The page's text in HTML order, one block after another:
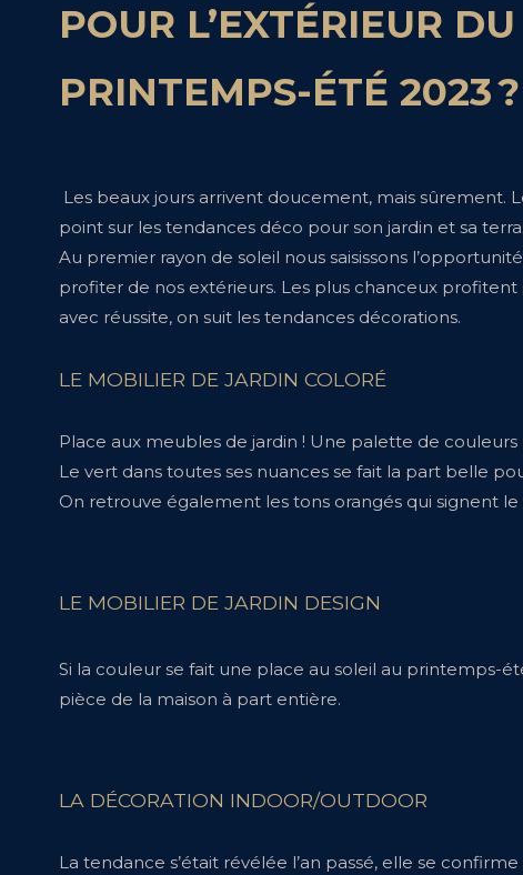
POUR L’EXTÉRIEUR DU
PRINTEMPS-ÉTÉ 2023 ?
Les beaux jours arrivent doucement, mais sûrement.
point sur les tendances déco pour son jardin et sa
Au premier rayon de soleil nous saisissons
profiter de nos extérieurs. Les plus chanceux
avec réussite, on suit les tendances décorations.
LE MOBILIER DE JARDIN COLORÉ
Place aux meubles de jardin ! Une palette de
Le vert dans toutes ses nuances se fait la part belle
On retrouve également les tons orangés qui signent
LE MOBILIER DE JARDIN DESIGN
Si la couleur se fait une place au soleil au printemps-
pièce de la maison à part entière.
LA DÉCORATION INDOOR/OUTDOOR
La tendance s’était révélée l’an passé, elle se